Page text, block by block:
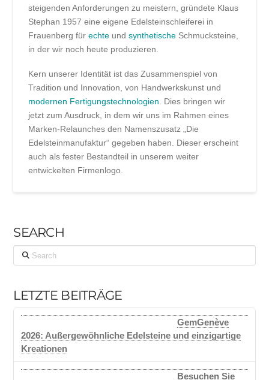
steigenden Anforderungen zu meistern, gründete Klaus
Stephan 1957 eine eigene Edelsteinschleiferei in
Frauenberg fürechte undsynthetische Schmucksteine,
in der wir noch heute produzieren.
Kern unserer Identität ist das Zusammenspiel von
Tradition und Innovation, von Handwerkskunst und
modernen Fertigungstechnologien. Dies bringen wir
jetzt zum Ausdruck, in dem wir uns im Rahmen eines
Marken-Relaunches den Namenszusatz „Die
Edelsteinmanufaktur“ gegeben haben. Dieser erscheint
auch als fester Bestandteil in unserem weiter
entwickelten Firmenlogo.
SEARCH
Search
LETZTE BEITRÄGE
GemGenève
2026: Außergewöhnliche Edelsteine und einzigartige
Kreationen
Besuchen Sie